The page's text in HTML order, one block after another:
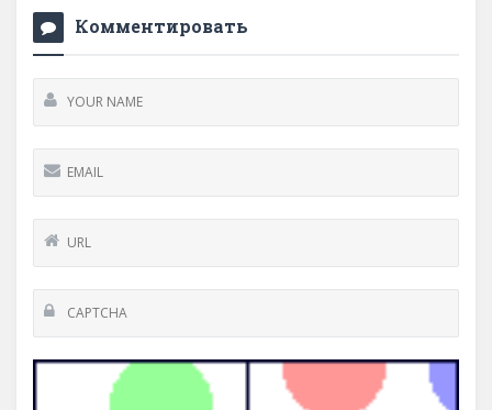
Комментировать